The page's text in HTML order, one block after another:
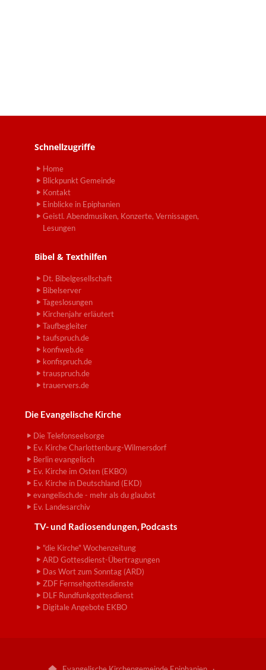
Schnellzugriffe
Home
Blickpunkt Gemeinde
Kontakt
Einblicke in Epiphanien
Geistl. Abendmusiken, Konzerte, Vernissagen,
Lesungen
Bibel & Texthilfen
Dt. Bibelgesellschaft
Bibelserver
Tageslosungen
Kirchenjahr erläutert
Taufbegleiter
taufspruch.de
konfiweb.de
konfispruch.de
trauspruch.de
trauervers.de
Die Evangelische Kirche
Die Telefonseelsorge
Ev. Kirche Charlottenburg-Wilmersdorf
Berlin evangelisch
Ev. Kirche im Osten (EKBO)
Ev. Kirche in Deutschland (EKD)
evangelisch.de - mehr als du glaubst
Ev. Landesarchiv
TV- und Radiosendungen, Podcasts
"die Kirche" Wochenzeitung
ARD Gottesdienst-Übertragungen
Das Wort zum Sonntag (ARD)
ZDF Fernsehgottesdienste
DLF Rundfunkgottesdienst
Digitale Angebote EKBO